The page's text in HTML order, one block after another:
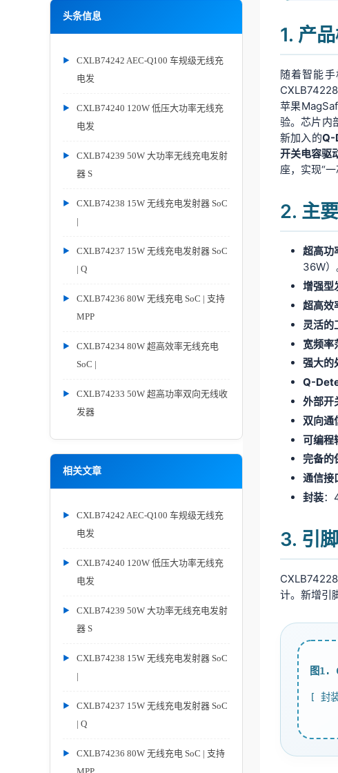
头条信息
CXLB74242 AEC-Q100 车规级无线充
电发
CXLB74240 120W 低压大功率无线充
电发
CXLB74239 50W 大功率无线充电发射
器 S
CXLB74238 15W 无线充电发射器 SoC
|
CXLB74237 15W 无线充电发射器 SoC
| Q
CXLB74236 80W 无线充电 SoC | 支持
MPP
CXLB74234 80W 超高效率无线充电
SoC |
CXLB74233 50W 超高功率双向无线收
发器
相关文章
CXLB74242 AEC-Q100 车规级无线充
电发
CXLB74240 120W 低压大功率无线充
电发
CXLB74239 50W 大功率无线充电发射
器 S
CXLB74238 15W 无线充电发射器 SoC
|
CXLB74237 15W 无线充电发射器 SoC
| Q
CXLB74236 80W 无线充电 SoC | 支持
1. 产
随着智能
苹果
验。芯片内
新加入的Q-
开关电容驱
座，实现“
2. 主
超高功
36W）
增强型
超高效
灵活的
宽频率
强大的
Q-
外部开
双向通
可编程
完备的
通信接
封装：
3. 引
计。新增引
图1.
[ 封